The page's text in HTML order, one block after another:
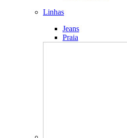
Linhas
Jeans
Praia